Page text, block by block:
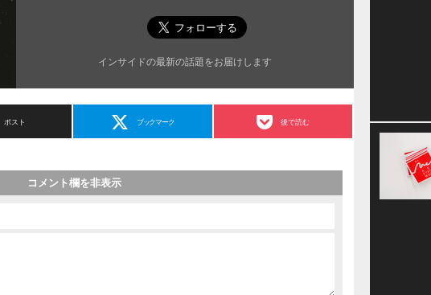
インサイドの最新の話題をお届けします
ポスト ブックマーク 後で読む
コメント欄を非表示